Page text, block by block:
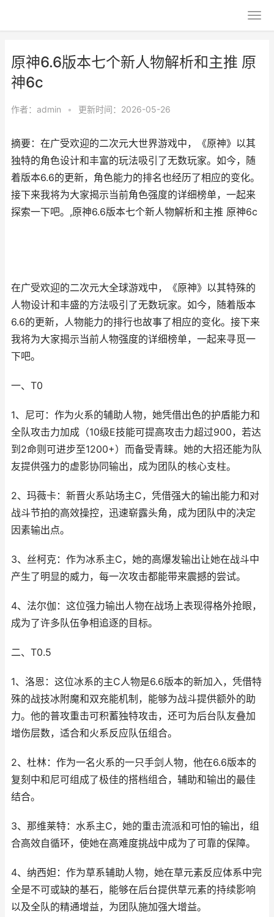
原神6.6版本七个新人物解析和主推 原
神6c
作者： admin • 更新时间：2026-05-26
摘要：在广受欢迎的二次元大世界游戏中，《原神》以其
独特的角色设计和丰富的玩法吸引了无数玩家。如今，随
着版本6.6的更新，角色能力的排名也经历了相应的变化。
接下来我将为大家揭示当前角色强度的详细榜单，一起来
探索一下吧。,原神6.6版本七个新人物解析和主推 原神6c
在广受欢迎的二次元大全球游戏中，《原神》以其特殊的
人物设计和丰盛的方法吸引了无数玩家。如今，随着版本
6.6的更新，人物能力的排行也故事了相应的变化。接下来
我将为大家揭示当前人物强度的详细榜单，一起来寻觅一
下吧。
一、T0
1、尼可：作为火系的辅助人物，她凭借出色的护盾能力和
全队攻击力加成（10级E技能可提高攻击力超过900，若达
到2命则可进步至1200+）而备受青睐。她的大招还能为队
友提供强力的虚影协同输出，成为团队的核心支柱。
2、玛薇卡：新晋火系站场主C，凭借强大的输出能力和对
战斗节拍的高效操控，迅速崭露头角，成为团队中的决定
因素输出点。
3、丝柯克：作为冰系主C，她的高爆发输出让她在战斗中
产生了明显的威力，每一次攻击都能带来震撼的尝试。
4、法尔伽：这位强力输出人物在战场上表现得格外抢眼，
成为了许多队伍争相追逐的目标。
二、T0.5
1、洛恩：这位冰系的主C人物是6.6版本的新加入，凭借特
殊的战技冰附魔和双充能机制，能够为战斗提供额外的助
力。他的普攻重击可积蓄独特攻击，还可为后台队友叠加
增伤层数，适合和火系反应队伍组合。
2、杜林：作为一名火系的一只手剑人物，他在6.6版本的
复刻中和尼可组成了极佳的搭档组合，辅助和输出的最佳
结合。
3、那维莱特：水系主C，她的重击流派和可怕的输出，组
合高效自循环，使她在高难度挑战中成为了可靠的保障。
4、纳西妲：作为草系辅助人物，她在草元素反应体系中完
全是不可或缺的基石，能够在后台提供草元素的持续影响
以及全队的精通增益，为团队施加强大增益。